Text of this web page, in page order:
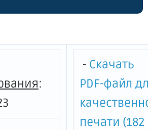
областного бюджета
индивидуальным
(за исключением
(муниципальных)
на реализацию
:
- Скачать
PDF-файл
печати (182